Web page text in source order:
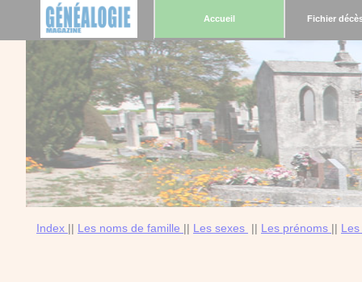
Accueil Fichier
Index || Les noms de famille || Les sexes || Les prénoms ||